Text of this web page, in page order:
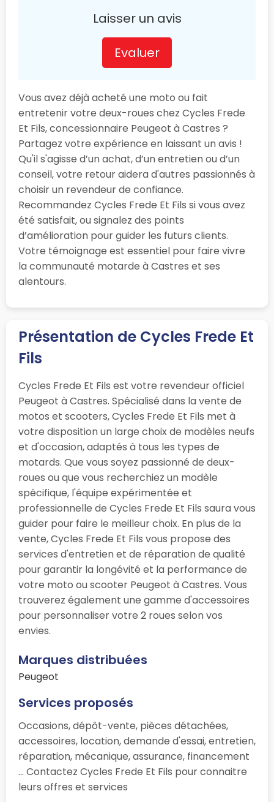
Laisser un avis
Evaluer
Vous avez déjà acheté une moto ou fait
entretenir votre deux-roues chez Cycles Frede
Et Fils, concessionnaire Peugeot à Castres ?
Partagez votre expérience en laissant un avis !
Qu'il s'agisse d’un achat, d’un entretien ou d’un
conseil, votre retour aidera d'autres passionnés à
choisir un revendeur de confiance.
Recommandez Cycles Frede Et Fils si vous avez
été satisfait, ou signalez des points
d’amélioration pour guider les futurs clients.
Votre témoignage est essentiel pour faire vivre
la communauté motarde à Castres et ses
alentours.
Présentation de Cycles Frede Et
Fils
Cycles Frede Et Fils est votre revendeur officiel
Peugeot à Castres. Spécialisé dans la vente de
motos et scooters, Cycles Frede Et Fils met à
votre disposition un large choix de modèles neufs
et d'occasion, adaptés à tous les types de
motards. Que vous soyez passionné de deux-
roues ou que vous recherchiez un modèle
spécifique, l'équipe expérimentée et
professionnelle de Cycles Frede Et Fils saura vous
guider pour faire le meilleur choix. En plus de la
vente, Cycles Frede Et Fils vous propose des
services d'entretien et de réparation de qualité
pour garantir la longévité et la performance de
votre moto ou scooter Peugeot à Castres. Vous
trouverez également une gamme d'accessoires
pour personnaliser votre 2 roues selon vos
envies.
Marques distribuées
Peugeot
Services proposés
Occasions, dépôt-vente, pièces détachées,
accessoires, location, demande d'essai, entretien,
réparation, mécanique, assurance, financement
... Contactez Cycles Frede Et Fils pour connaitre
leurs offres et services